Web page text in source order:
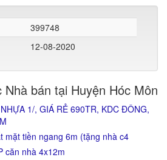
399748
12-08-2020
Nhà bán tại Huyện Hóc Môn
1/, GIÁ RẺ 690TR, KDC ĐÔNG,
mặt tiền ngang 6m (tặng nhà c4
căn nhà 4x12m